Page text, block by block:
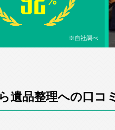
※自社調べ
遺品整理への口コ